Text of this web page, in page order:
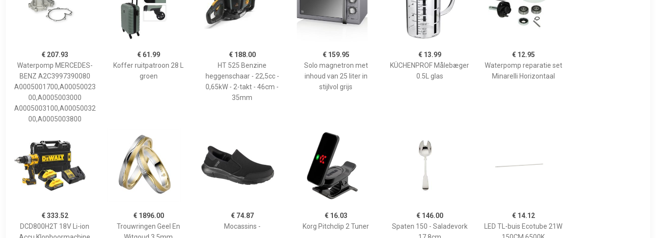
€ 207.93
Waterpomp MERCEDES-
BENZ A2C3997390080
A0005001700,A00050023
00,A0005003000
A0005003100,A00050032
00,A0005003800
€ 61.99
Koffer ruitpatroon 28 L
groen
€ 188.00
HT 525 Benzine
heggenschaar - 22,5cc -
0,65kW - 2-takt - 46cm -
35mm
€ 159.95
Solo magnetron met
inhoud van 25 liter in
stijlvol grijs
€ 13.99
KÜCHENPROF Målebæger
0.5L glas
€ 12.95
Waterpomp reparatie set
Minarelli Horizontaal
€ 333.52
DCD800H2T 18V Li-ion
€ 1896.00
Trouwringen Geel En
€ 74.87
Mocassins -
€ 16.03
Korg Pitchclip 2 Tuner
€ 146.00
Spaten 150 - Saladevork
€ 14.12
LED TL-buis Ecotube 21W